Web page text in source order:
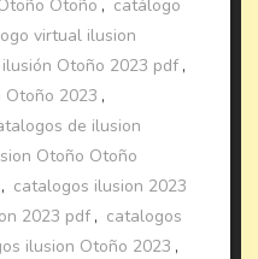
Otoño , catálogo
virtual ilusion
Otoño 2023 pdf ,
2023 ,
de ilusion
Otoño Otoño
, catalogos ilusion 2023
2023 pdf , catalogos
ilusion Otoño 2023 ,